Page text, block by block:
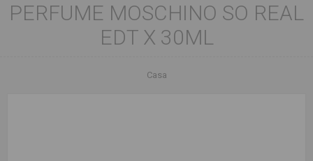
PERFUME MOSCHINO SO REAL
EDT X 30ML
Casa